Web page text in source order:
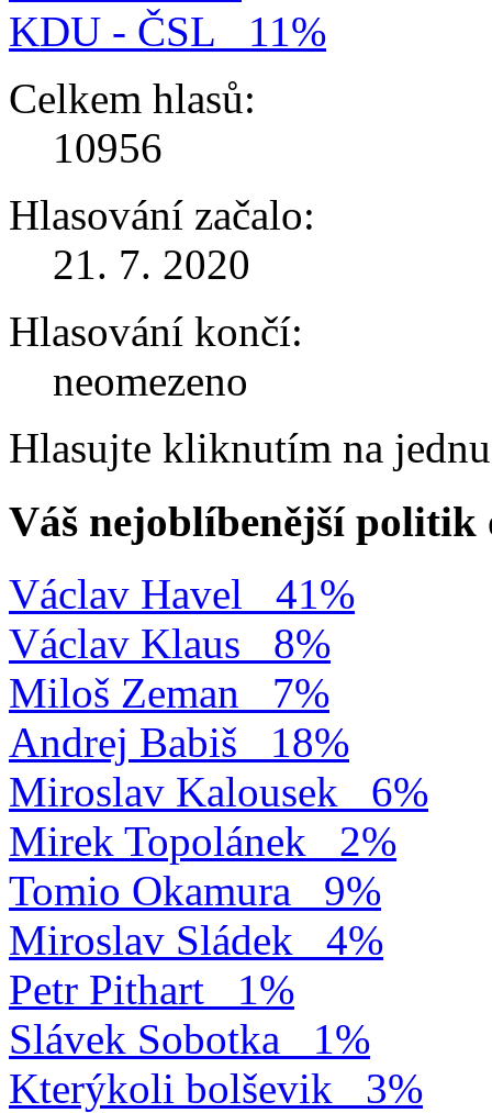
KDU - ČSL
11%
Celkem hlasů:
10956
Hlasování začalo:
21. 7. 2020
Hlasování končí:
neomezeno
Hlasujte kliknutím na
Váš nejoblíbenější politik
Václav Havel
41%
Václav Klaus
8%
Miloš Zeman
7%
Andrej Babiš
18%
Miroslav Kalousek
6%
Mirek Topolánek
2%
Tomio Okamura
9%
Miroslav Sládek
4%
Petr Pithart
1%
Slávek Sobotka
1%
Kterýkoli bolševik
3%